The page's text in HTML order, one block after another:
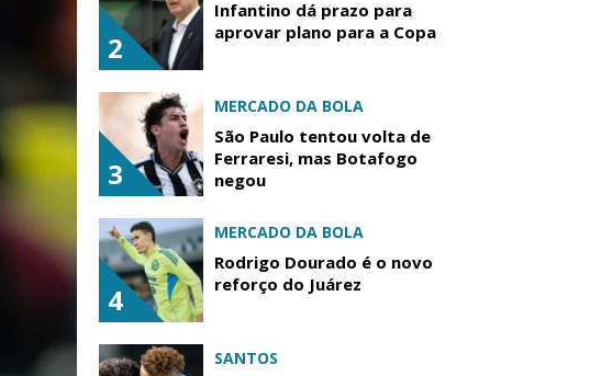
2
Infantino dá prazo para
aprovar plano para a Copa
3
MERCADO DA BOLA
São Paulo tentou volta de
Ferraresi, mas Botafogo
negou
4
MERCADO DA BOLA
Rodrigo Dourado é o novo
reforço do Juárez
SANTOS